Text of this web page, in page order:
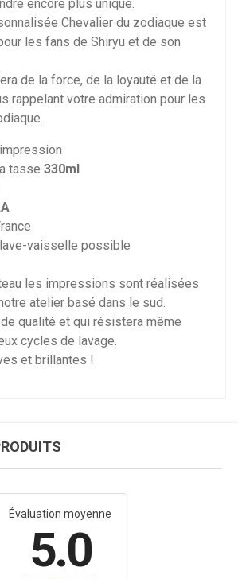
encore plus unique.
Chevalier du zodiaque est
les fans de Shiryu et de son
de la force, de la loyauté et de la
rappelant votre admiration pour les
tasse 330ml
vaisselle possible
les impressions sont réalisées
atelier basé dans le sud.
qualité et qui résistera même
cycles de lavage.
et brillantes !
Évaluation moyenne
5.0